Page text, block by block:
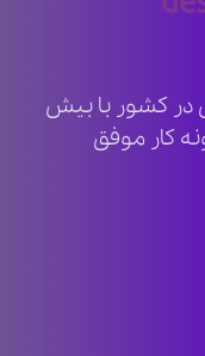
در کشور با بیش